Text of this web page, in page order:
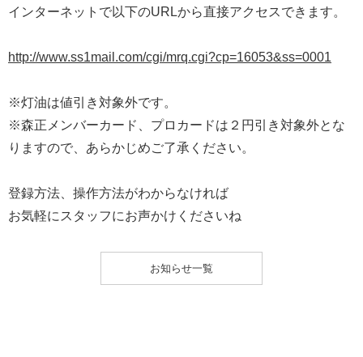
インターネットで以下のURLから直接アクセスできます。
http://www.ss1mail.com/cgi/mrq.cgi?cp=16053&ss=0001
※灯油は値引き対象外です。
※森正メンバーカード、プロカードは２円引き対象外とな
りますので、あらかじめご了承ください。
登録方法、操作方法がわからなければ
お気軽にスタッフにお声かけくださいね
お知らせ一覧